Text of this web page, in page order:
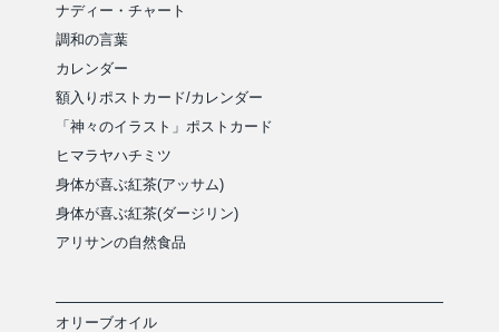
ナディー・チャート
調和の言葉
カレンダー
額入りポストカード/カレンダー
「神々のイラスト」ポストカード
ヒマラヤハチミツ
身体が喜ぶ紅茶(アッサム)
身体が喜ぶ紅茶(ダージリン)
アリサンの自然食品
オリーブオイル